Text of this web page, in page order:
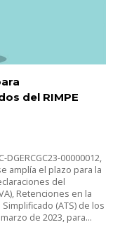
del RIMPE
00000012,
amplía el plazo para la
del
Retenciones en la
(ATS) de los
de 2023, para…